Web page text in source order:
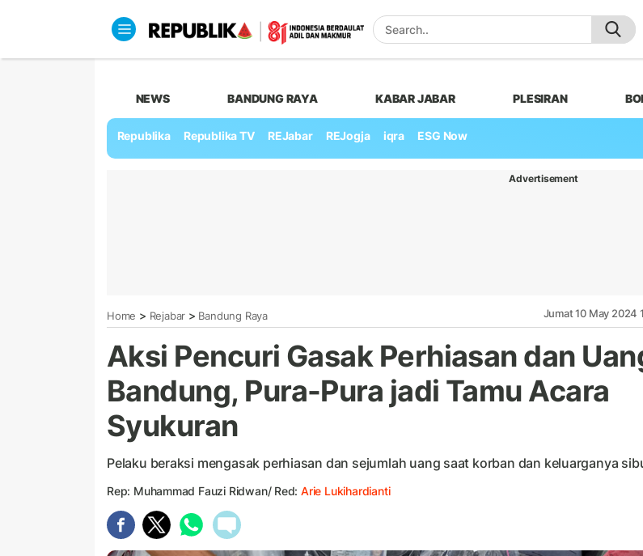
NEWS BANDUNG RAYA KABAR JABAR PLESIRAN
Republika Republika TV REJabar REJogja iqra ESG Now
Advertisement
Home > Rejabar > Bandung Raya Jumat 10 May 2024
Aksi Pencuri Gasak Perhiasan dan
Bandung, Pura-Pura jadi Tamu Acara
Syukuran
Pelaku beraksi mengasak perhiasan dan sejumlah uang saat korban dan keluarganya
Rep: Muhammad Fauzi Ridwan/ Red:Arie Lukihardianti